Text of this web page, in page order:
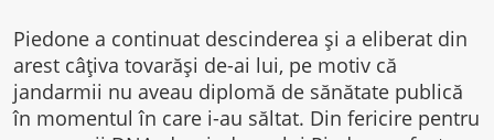
Piedone a continuat descinderea și a eliberat din
arest câțiva tovarăși de-ai lui, pe motiv că
jandarmii nu aveau diplomă de sănătate publică
în momentul în care i-au săltat. Din fericire pentru